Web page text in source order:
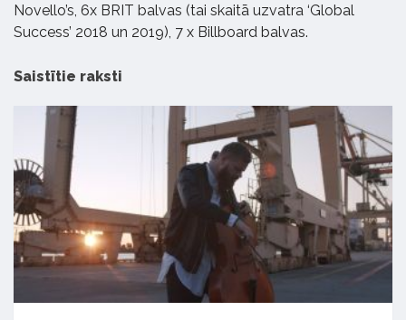
Novello’s, 6x BRIT balvas (tai skaitā uzvatra ‘Global
Success’ 2018 un 2019), 7 x Billboard balvas.
Saistītie raksti